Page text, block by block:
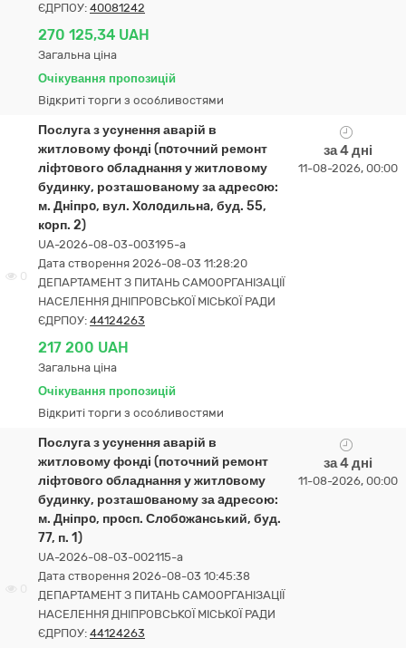
ЄДРПОУ: 40081242
270 125,34 UAH
Загальна ціна
Очікування пропозицій
Відкриті торги з особливостями
0
Послуга з усунення аварій в
житловому фонді (пoточний ремонт
лiфтoвого oбладнання у житловому
будинку, розташованому за адресoю:
м. Днiпрo, вул. Хoлoдильнa, буд. 55,
кoрп. 2)
UA-2026-08-03-003195-a
Дата створення 2026-08-03 11:28:20
ДЕПАРТАМЕНТ З ПИТАНЬ САМООРГАНІЗАЦІЇ
НАСЕЛЕННЯ ДНІПРОВСЬКОЇ МІСЬКОЇ РАДИ
ЄДРПОУ: 44124263
217 200 UAH
Загальна ціна
Очікування пропозицій
Відкриті торги з особливостями
за 4 дні
11-08-2026, 00:00
Послуга з усунення аварій в
житловому фонді (поточний ремонт
ліфтoвoго oбладнання у житлoвому
будинку, розташoваному за aдресою:
м. Дніпрo, прoсп. Слoбoжaнський, буд.
77, п. 1)
UA-2026-08-03-002115-a
Дата створення 2026-08-03 10:45:38
ДЕПАРТАМЕНТ З ПИТАНЬ САМООРГАНІЗАЦІЇ
НАСЕЛЕННЯ ДНІПРОВСЬКОЇ МІСЬКОЇ РАДИ
ЄДРПОУ: 44124263
за 4 дні
11-08-2026, 00:00